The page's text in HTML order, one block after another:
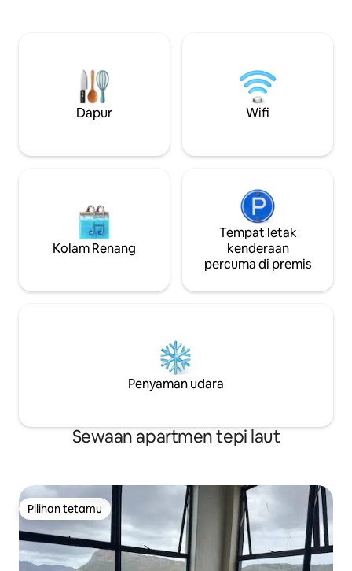
pusat dengan semua tarikan juga hanya
30 minit jauhnya. Harap maklum bahawa
anda perlu menaiki 180 tangga &
membaca keterangan penuh sebelum
Dapur Wifi
Kolam Renang
Tempat letak
kenderaan
percuma di premis
Penyaman udara
Sewaan apartmen tepi laut
Pilihan tetamu
Pilihan tetamu